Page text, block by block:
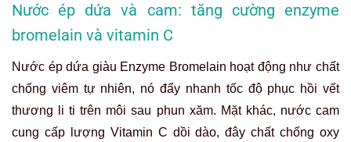
Nước ép dứa và cam: tăng cường enzyme
bromelain và vitamin C
Nước ép dứa giàu Enzyme Bromelain hoạt động như chất
chống viêm tự nhiên, nó đẩy nhanh tốc độ phục hồi vết
thương li ti trên môi sau phun xăm. Mặt khác, nước cam
cung cấp lượng Vitamin C dồi dào, đây chất chống oxy